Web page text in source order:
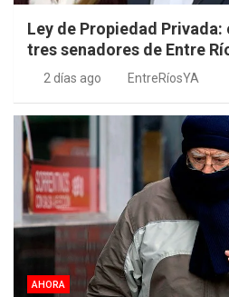
Ley de Propiedad
tres senadores de Entre
2 días ago EntreRíosYA
AHORA